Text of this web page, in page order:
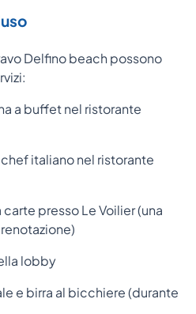
Delfino beach possono
a buffet nel ristorante
italiano nel ristorante
presso Le Voilier (una
lobby
e birra al bicchiere (durante